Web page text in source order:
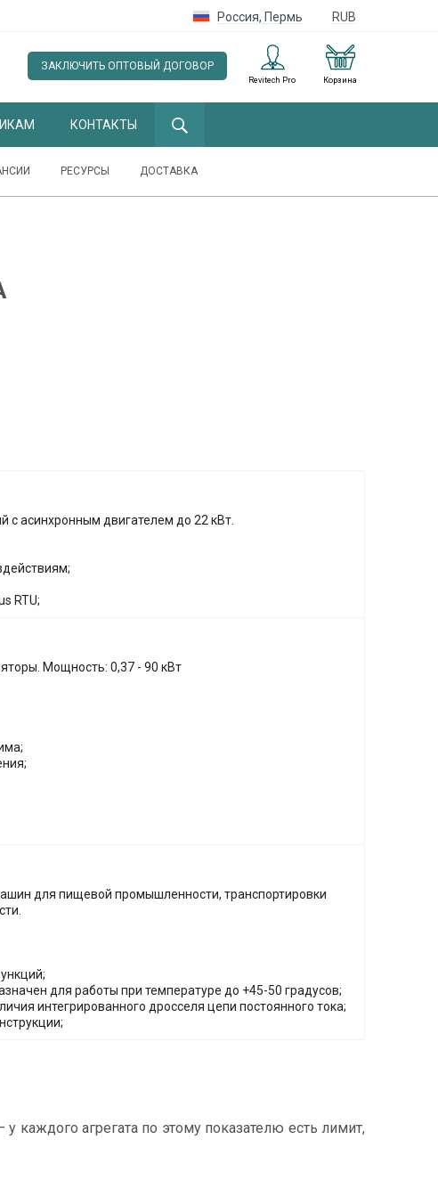
Россия, Пермь RUB
Корзина
Revitech Pro
ЗАКЛЮЧИТЬ ОПТОВЫЙ ДОГОВОР
КОНТАКТЫ
РЕСУРСЫ ДОСТАВКА
асинхронным двигателем до 22 кВт.
RTU;
Мощность: 0,37 - 90 кВт
для пищевой промышленности, транспортировки
для работы при температуре до +45-50 градусов;
интегрированного дросселя цепи постоянного тока;
каждого агрегата по этому показателю есть лимит,